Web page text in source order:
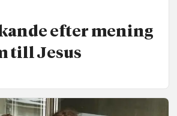
efter mening
till Jesus